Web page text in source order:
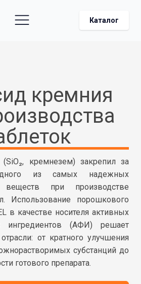
Каталог
кремния
кремнезем) закрепил за
из самых надежных
веществ при производстве
Использование порошкового
в качестве носителя активных
ингредиентов (АФИ) решает
от кратного улучшения
субстанций до
готового препарата.